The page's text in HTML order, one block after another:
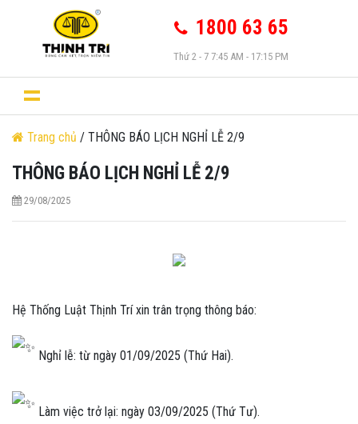
1800 63 65
Thứ 2 - 7 7:45 AM - 17:15 PM
Trang chủ / THÔNG BÁO LỊCH NGHỈ LỄ 2/9
THÔNG BÁO LỊCH NGHỈ LỄ 2/9
29/08/2025
Hệ Thống Luật Thịnh Trí xin trân trọng thông báo:
Nghỉ lễ: từ ngày 01/09/2025 (Thứ Hai).
Làm việc trở lại: ngày 03/09/2025 (Thứ Tư).